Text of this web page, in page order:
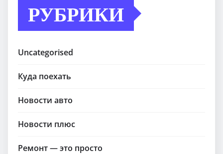
РУБРИКИ
Uncategorised
Куда поехать
Новости авто
Новости плюс
Ремонт — это просто